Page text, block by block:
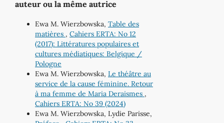
auteur ou la même autrice
Ewa M. Wierzbowska, Table des
matières , Cahiers ERTA: No 12
(2017): Littératures populaires et
cultures médiatiques: Belgique /
Pologne
Ewa M. Wierzbowska, Le théâtre au
service de la cause féminine. Retour
à ma femme de Maria Deraismes ,
Cahiers ERTA: No 39 (2024)
Ewa M. Wierzbowska, Lydie Parisse,